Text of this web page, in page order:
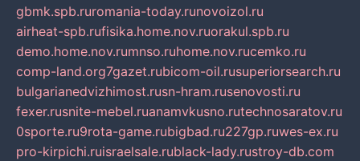
gbmk.spb.ruromania-today.runovoizol.ru
airheat-spb.rufisika.home.nov.ruorakul.spb.ru
demo.home.nov.rumnso.ruhome.nov.rucemko.ru
comp-land.org7gazet.rubicom-oil.rusuperiorsearch.ru
bulgarianedvizhimost.rusn-hram.rusenovosti.ru
fexer.rusnite-mebel.ruanamvkusno.rutechnosaratov.ru
0sporte.ru9rota-game.rubigbad.ru227gp.ruwes-ex.ru
pro-kirpichi.ruisraelsale.rublack-lady.rustroy-db.com